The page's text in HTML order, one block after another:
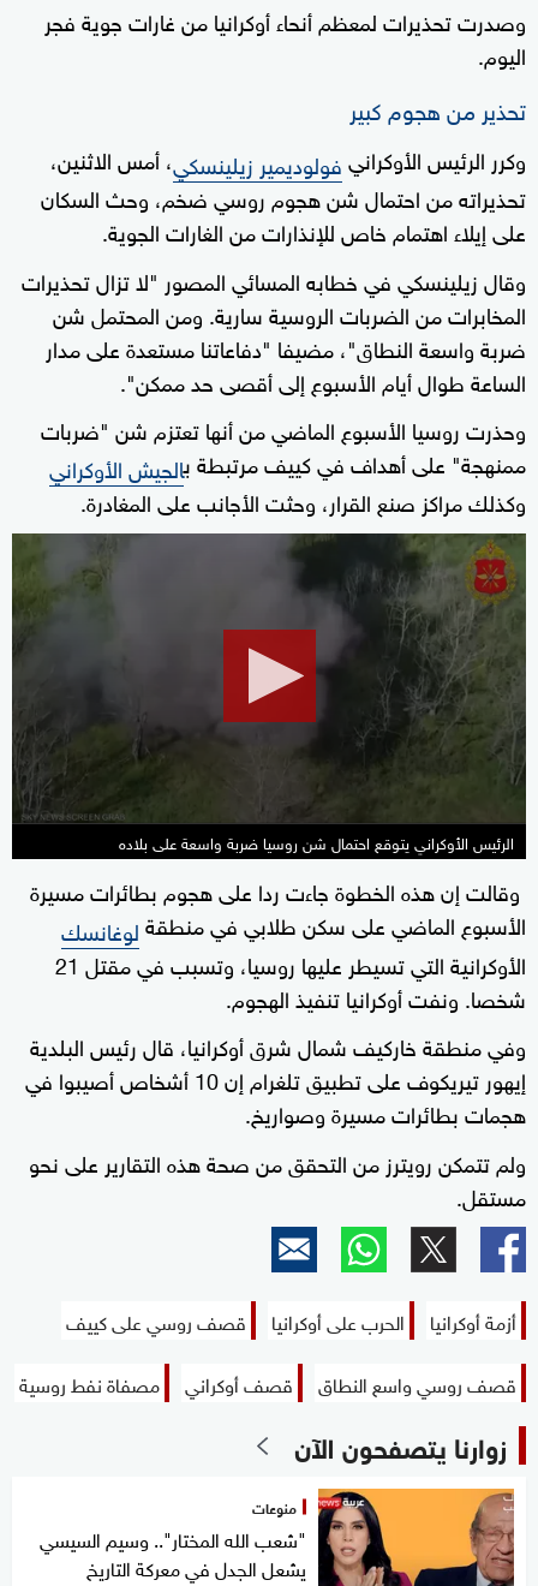
وصدرت تحذيرات لمعظم أنحاء أوكرانيا من غارات جوية فجر
اليوم.
تحذير من هجوم كبير
وكرر الرئيس الأوكرانيفولوديمير زيلينسكي، أمس الاثنين،
تحذيراته من احتمال شن هجوم روسي ضخم، وحث السكان
على إيلاء اهتمام خاص للإنذارات من الغارات الجوية.
وقال زيلينسكي في خطابه المسائي المصور "لا تزال تحذيرات
المخابرات من الضربات الروسية سارية. ومن المحتمل شن
ضربة واسعة النطاق"، مضيفا "دفاعاتنا مستعدة على مدار
الساعة طوال أيام الأسبوع إلى أقصى حد ممكن".
وحذرت روسيا الأسبوع الماضي من أنها تعتزم شن "ضربات
ممنهجة" على أهداف في كييف مرتبطة بالجيش الأوكراني
وكذلك مراكز صنع القرار، وحثت الأجانب على المغادرة.
seconds
seconds
الرئيس الأوكراني يتوقع احتمال شن روسيا ضربة واسعة على بلاده
وقالت إن هذه الخطوة جاءت ردا على هجوم بطائرات مسيرة
الأسبوع الماضي على سكن طلابي في منطقةلوغانسك
الأوكرانية التي تسيطر عليها روسيا، وتسبب في مقتل 21
شخصا. ونفت أوكرانيا تنفيذ الهجوم.
وفي منطقة خاركيف شمال شرق أوكرانيا، قال رئيس البلدية
إيهور تيريكوف على تطبيق تلغرام إن 10 أشخاص أصيبوا في
هجمات بطائرات مسيرة وصواريخ.
ولم تتمكن رويترز من التحقق من صحة هذه التقارير على نحو
مستقل.
أزمة أوكرانيا الحرب على أوكرانيا
قصف روسي على كييف
قصف روسي واسع النطاق
قصف أوكراني مصفاة نفط روسية
زوارنا يتصفحون الآن
منوعات
"شعب الله المختار".. وسيم السيسي
يشعل الجدل في معركة التاريخ